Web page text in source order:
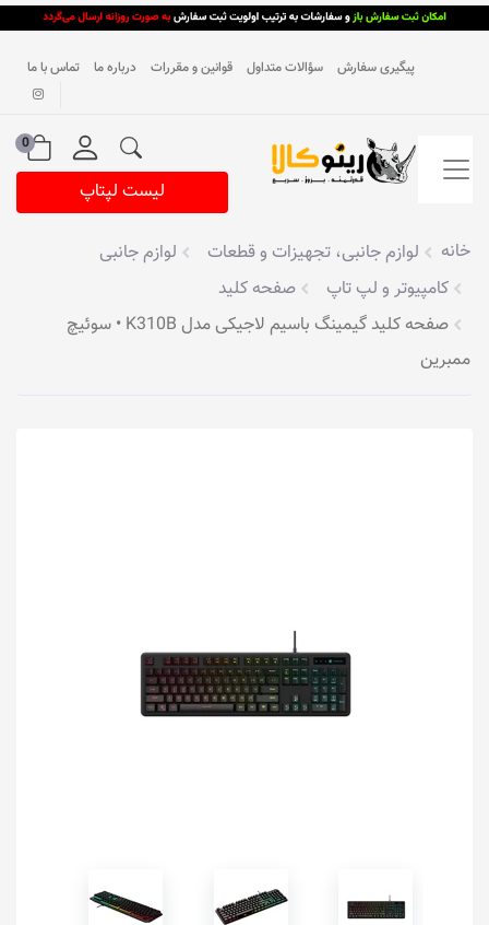
پیگیری سفارش سؤالات متداول قوانین و مقررات درباره ما تماس با ما
0
لیست لپتاپ
خانه لوازم جانبی، تجهیزات و قطعات
لوازم جانبی
کامپیوتر و لپ تاپ
صفحه کلید
صفحه کلید گیمینگ باسیم لاجیکی مدل K310B • سوئیچ
ممبرین